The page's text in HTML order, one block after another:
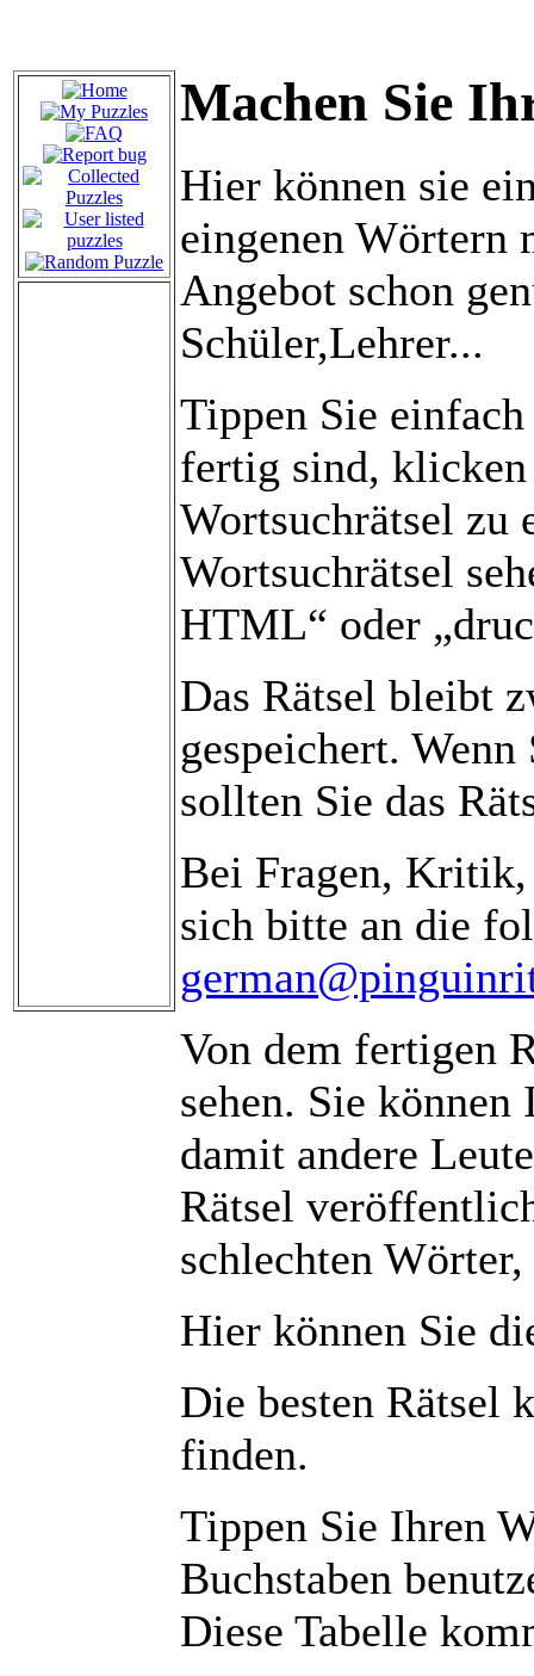
Machen Sie
Hier können sie
eingenen Wörtern
Angebot schon
Schüler,Lehrer...
Tippen Sie
fertig sind, klicken
Wortsuchrätsel zu
Wortsuchrätsel
HTML“ oder
Das Rätsel bleibt
gespeichert.
sollten Sie das
Bei Fragen, Kritik,
sich bitte an die
Von dem fertigen
sehen. Sie
damit andere
Rätsel
schlechten
Hier können Sie
Die besten Rätsel
finden.
Tippen Sie Ihren
Buchstaben
Diese Tabelle